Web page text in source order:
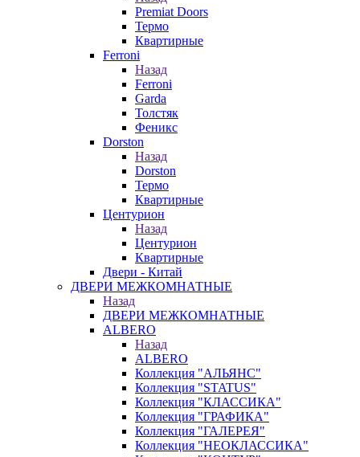
Premiat Doors
Термо
Квартирные
Ferroni
Назад
Ferroni
Garda
Толстяк
Феникс
Dorston
Назад
Dorston
Термо
Квартирные
Центурион
Назад
Центурион
Квартирные
Двери - Китай
ДВЕРИ МЕЖКОМНАТНЫЕ
Назад
ДВЕРИ МЕЖКОМНАТНЫЕ
ALBERO
Назад
ALBERO
Коллекция "АЛЬЯНС"
Коллекция "STATUS"
Коллекция "КЛАССИКА"
Коллекция "ГРАФИКА"
Коллекция "ГАЛЕРЕЯ"
Коллекция "НЕОКЛАССИКА"